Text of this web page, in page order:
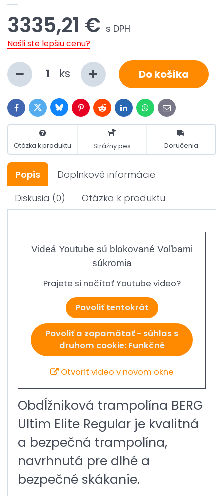
3335,21 € s DPH
Našli ste lepšiu cenu?
ks Do košíka
FacebookTwitterBlueskyPinterestRedditLinkedInWhatsApp
E-
mail
Otázka k produktu Strážny pes Doručenia
Popis
Doplnkové informácie
Diskusia (0) Otázka k produktu
Videá Youtube sú blokované Voľbami
súkromia
Prajete si načítať Youtube video?
Povoliť tentokrát
Povoliť a zapamätať - súhlas s
druhom cookie: Funkčné
Otvoriť video v novom okne
Obdĺžniková trampolína BERG
Ultim Elite Regular je kvalitná
a bezpečná trampolína,
navrhnutá pre dlhé a
bezpečné skákanie.